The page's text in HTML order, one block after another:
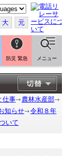
大 元
防災 緊急 メニュー
仕事
農林水産部
知らせ
令和８年
いて